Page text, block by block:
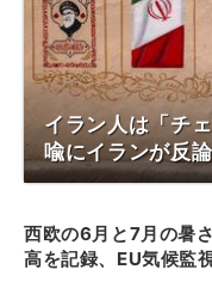
イラン人は「チ
喩にイランが反論
西欧の6月と7月の暑
高を記録、EU気候監